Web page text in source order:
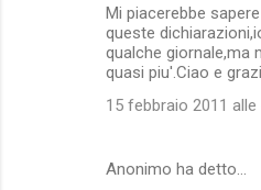
Mi piacerebbe
queste
qualche giornale,ma
quasi piu'.Ciao e
15 febbraio 2011 alle
Anonimo ha detto…